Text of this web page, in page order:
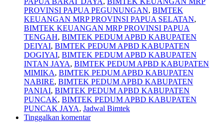
PROVINSI PAPUA PEGUNUNGAN, BIMTEK
KEUANGAN MRP PROVINSI PAPUA SELATAN,
BIMTEK KEUANGAN MRP PROVINSI PAPUA
TENGAH, BIMTEK PEDUM APBD KABUPATEN
DEIYAI, BIMTEK PEDUM APBD KABUPATEN
DOGIYAI, BIMTEK PEDUM APBD KABUPATEN
INTAN JAYA, BIMTEK PEDUM APBD KABUPATEN
MIMIKA, BIMTEK PEDUM APBD KABUPATEN
NABIRE, BIMTEK PEDUM APBD KABUPATEN
PANIAI, BIMTEK PEDUM APBD KABUPATEN
PUNCAK, BIMTEK PEDUM APBD KABUPATEN
PUNCAK JAYA, Jadwal Bimtek
Tinggalkan komentar